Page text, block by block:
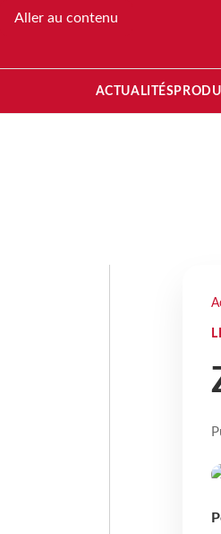
Aller au contenu
ACTUALITÉS